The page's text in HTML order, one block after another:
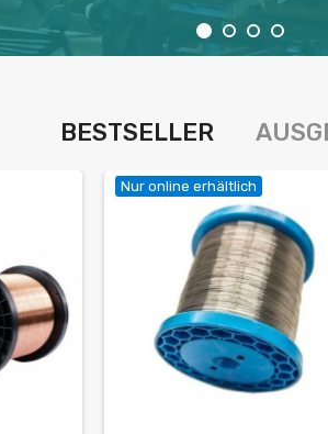
BESTSELLER
Nur online erhältlich